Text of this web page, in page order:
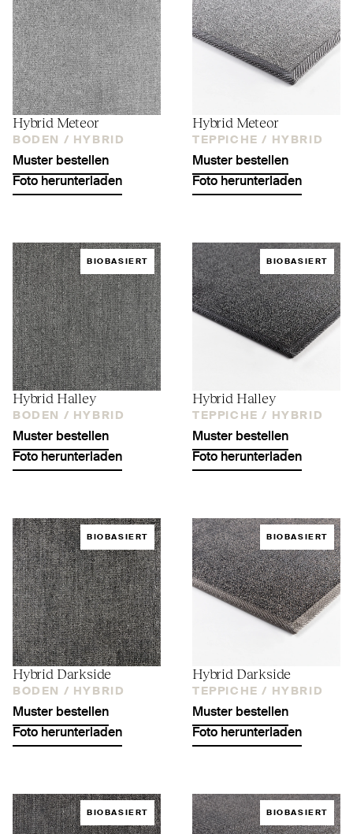
Hybrid Meteor
BODEN / HYBRID
Muster bestellen
Foto herunterladen
Hybrid Meteor
TEPPICHE / HYBRID
Muster bestellen
Foto herunterladen
BIOBASIERT
Hybrid Halley
BODEN / HYBRID
Muster bestellen
Foto herunterladen
BIOBASIERT
Hybrid Halley
TEPPICHE / HYBRID
Muster bestellen
Foto herunterladen
BIOBASIERT
Hybrid Darkside
BODEN / HYBRID
Muster bestellen
Foto herunterladen
BIOBASIERT
Hybrid Darkside
TEPPICHE / HYBRID
Muster bestellen
Foto herunterladen
BIOBASIERT BIOBASIERT